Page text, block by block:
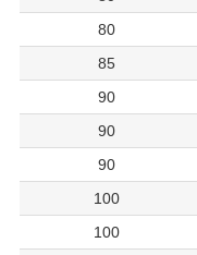
80
85
90
90
90
100
100